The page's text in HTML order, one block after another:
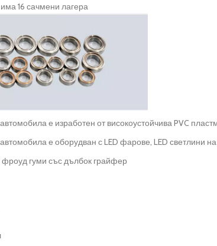
16 сачмени лагера
е изработен от високоустойчива PVC
е оборудван с LED фарове, LED светлини
гуми със дълбок грайфер